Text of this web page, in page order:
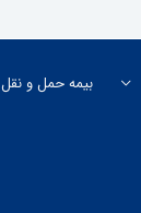
بیمه حمل و نقل